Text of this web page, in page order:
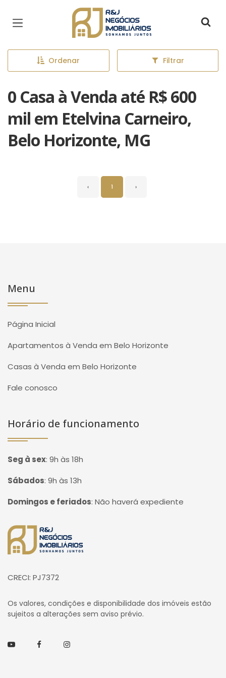
Página inicial
Ordenar Filtrar
0 Casa à Venda até R$ 600
mil em Etelvina Carneiro,
Belo Horizonte, MG
‹ 1 ›
Menu
Página Inicial
Apartamentos à Venda em Belo Horizonte
Casas à Venda em Belo Horizonte
Fale conosco
Horário de funcionamento
Seg à sex: 9h às 18h
Sábados: 9h às 13h
Domingos e feriados: Não haverá expediente
Página inicial
CRECI: PJ7372
Os valores, condições e disponibilidade dos imóveis estão
sujeitos a alterações sem aviso prévio.
YoutubeFacebookInstagram